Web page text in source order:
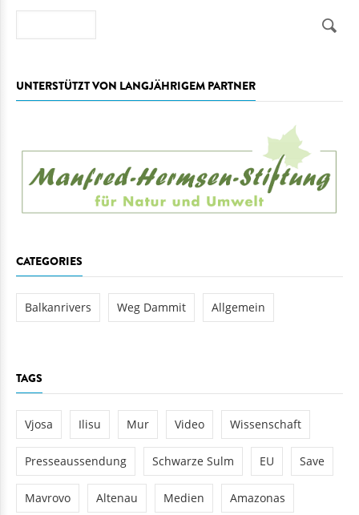
UNTERSTÜTZT VON LANGJÄHRIGEM PARTNER
CATEGORIES
Balkanrivers Weg Dammit Allgemein
TAGS
Vjosa Ilisu Mur Video Wissenschaft
Presseaussendung Schwarze Sulm EU Save
Mavrovo Altenau Medien Amazonas